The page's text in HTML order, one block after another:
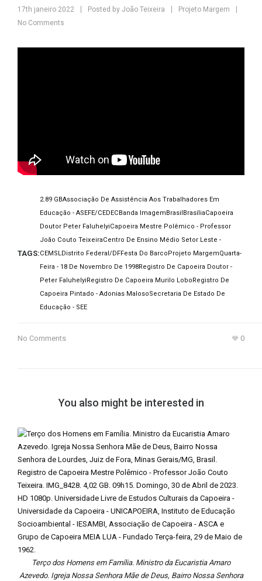
17th janeiro 2022 Posted by João Teixeira
Projeto Margem
No Comments
TAGS:
2.89 GBAssociação De Assistência Aos Trabalhadores Em
Educação - ASEFE/CEDEC Banda Imagem Brasil BrasíliaCapoeira
Doutor Peter FaluhelyiCapoeira Mestre Polêmico - Professor
João Couto TeixeiraCentro De Ensino Médio Setor Leste -
CEMSLDistrito Federal/DFFesta Do Barco Projeto MargemQuarta-
Feira - 18 De Novembro De 1998Registro De Capoeira Doutor -
Peter Faluhelyi Registro De Capoeira Murilo Lobo Registro De
Capoeira Pintado - Adonias MalosoSecretaria De Estado De
Educação - SEE
No Comments 0
You also might be interested in
Terço dos Homens em Família. Ministro da Eucaristia Amaro
Azevedo. Igreja Nossa Senhora Mãe de Deus, Bairro Nossa Senhora